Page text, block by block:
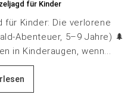
für Kinder
Kinder: Die verlorene
Abenteuer, 5–9 Jahre) 🌲
in Kinderaugen, wenn...